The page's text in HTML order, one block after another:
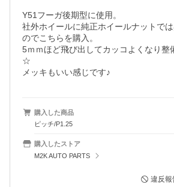
Y51フーガ後期型に使用。
社外ホイールに純正ホイールナットで
のでこちらを購入。
5ｍｍほど飛び出してカッコよくなり整
☆
メッキもいい感じです♪
購入した商品
ピッチ/P1.25
購入したストア
M2K AUTO PARTS
違反報